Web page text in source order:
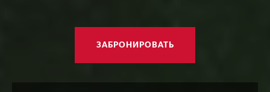
ЗАБРОНИРОВАТЬ